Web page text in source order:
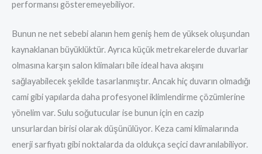
performansı gösteremeyebiliyor.
Bunun ne net sebebi alanın hem geniş hem de yüksek oluşundan
kaynaklanan büyüklüktür. Ayrıca küçük metrekarelerde duvarlar
olmasına karşın salon klimaları bile ideal hava akışını
sağlayabilecek şekilde tasarlanmıştır. Ancak hiç duvarın olmadığı
cami gibi yapılarda daha profesyonel iklimlendirme çözümlerine
yönelim var. Sulu soğutucular ise bunun için en cazip
unsurlardan birisi olarak düşünülüyor. Keza cami klimalarında
enerji sarfiyatı gibi noktalarda da oldukça seçici davranılabiliyor.